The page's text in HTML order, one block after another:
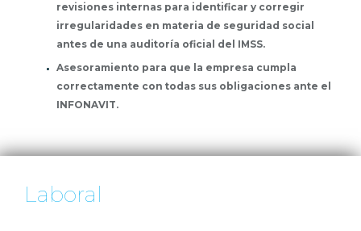
revisiones internas para identificar y corregir
irregularidades en materia de seguridad social
antes de una auditoría oficial del IMSS.
Asesoramiento para que la empresa cumpla
correctamente con todas sus obligaciones ante el
INFONAVIT.
Laboral